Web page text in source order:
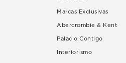
Marcas Exclusivas
Abercrombie & Kent
Palacio Contigo
Interiorismo